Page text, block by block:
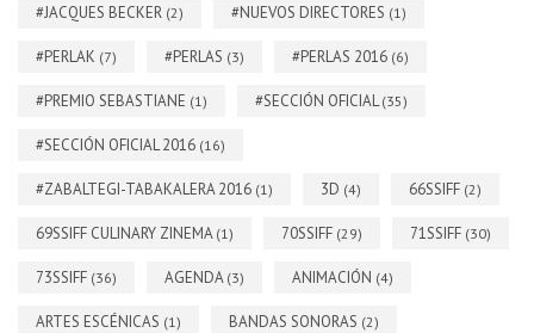
#JACQUES BECKER (2) #NUEVOS DIRECTORES (1)
#PERLAK (7) #PERLAS (3) #PERLAS 2016 (6)
#PREMIO SEBASTIANE (1) #SECCIÓN OFICIAL(35)
#SECCIÓN OFICIAL 2016 (16)
#ZABALTEGI-TABAKALERA 2016 (1) 3D (4) 66SSIFF (2)
69SSIFF CULINARY ZINEMA (1) 70SSIFF (29) 71SSIFF (30)
73SSIFF (36) AGENDA (3) ANIMACIÓN (4)
ARTES ESCÉNICAS (1) BANDAS SONORAS (2)